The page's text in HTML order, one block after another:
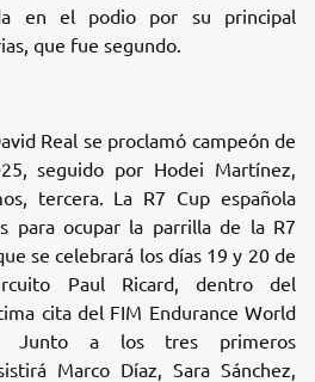
en el podio por su principal
que fue segundo.
Real se proclamó campeón de
seguido por Hodei Martínez,
tercera. La R7 Cup española
para ocupar la parrilla de la R7
se celebrará los días 19 y 20 de
Paul Ricard, dentro del
cita del FIM Endurance World
Junto a los tres primeros
Marco Díaz, Sara Sánchez,